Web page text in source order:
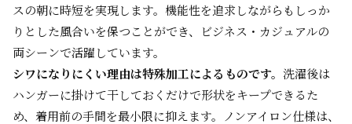
スの朝に時短を実現します。機能性を追求しながらもしっか
りとした風合いを保つことができ、ビジネス・カジュアルの
両シーンで活躍しています。
シワになりにくい理由は特殊加工によるものです。 洗濯後は
ハンガーに掛けて干しておくだけで形状をキープできるた
め、着用前の手間を最小限に抑えます。ノンアイロン仕様は、